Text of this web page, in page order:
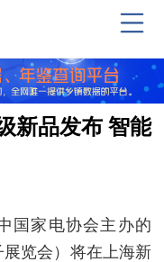
新品发布 智能
国家电协会主办的
展览会）将在上海新